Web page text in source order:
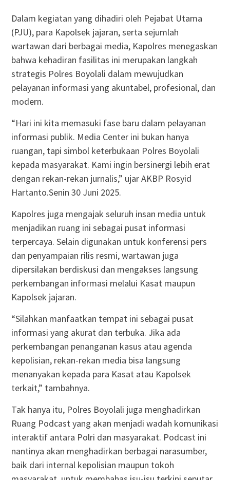
Dalam kegiatan yang dihadiri oleh Pejabat Utama
(PJU), para Kapolsek jajaran, serta sejumlah
wartawan dari berbagai media, Kapolres menegaskan
bahwa kehadiran fasilitas ini merupakan langkah
strategis Polres Boyolali dalam mewujudkan
pelayanan informasi yang akuntabel, profesional, dan
modern.
“Hari ini kita memasuki fase baru dalam pelayanan
informasi publik. Media Center ini bukan hanya
ruangan, tapi simbol keterbukaan Polres Boyolali
kepada masyarakat. Kami ingin bersinergi lebih erat
dengan rekan-rekan jurnalis,” ujar AKBP Rosyid
Hartanto.Senin 30 Juni 2025.
Kapolres juga mengajak seluruh insan media untuk
menjadikan ruang ini sebagai pusat informasi
terpercaya. Selain digunakan untuk konferensi pers
dan penyampaian rilis resmi, wartawan juga
dipersilakan berdiskusi dan mengakses langsung
perkembangan informasi melalui Kasat maupun
Kapolsek jajaran.
“Silahkan manfaatkan tempat ini sebagai pusat
informasi yang akurat dan terbuka. Jika ada
perkembangan penanganan kasus atau agenda
kepolisian, rekan-rekan media bisa langsung
menanyakan kepada para Kasat atau Kapolsek
terkait,” tambahnya.
Tak hanya itu, Polres Boyolali juga menghadirkan
Ruang Podcast yang akan menjadi wadah komunikasi
interaktif antara Polri dan masyarakat. Podcast ini
nantinya akan menghadirkan berbagai narasumber,
baik dari internal kepolisian maupun tokoh